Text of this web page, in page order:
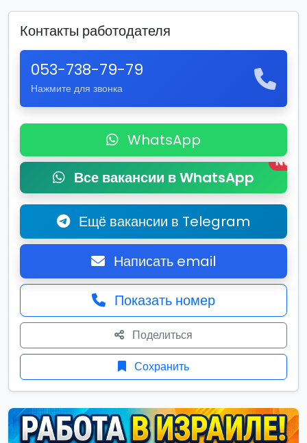
Контакты работодателя
053-738-79-79
Нажмите для звонка
WhatsApp
Все вакансии в WhatsApp
New
Ещё вакансии в Telegram
Написать email
Показать номер
Поделиться
Сохранить